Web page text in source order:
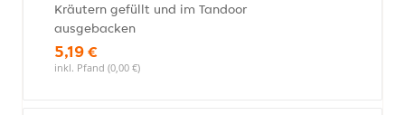
Kräutern gefüllt und im Tandoor
ausgebacken
5,19 €
inkl. Pfand (0,00 €)